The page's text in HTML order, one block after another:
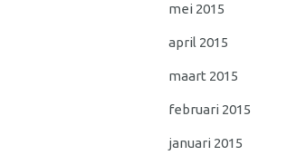
mei 2015
april 2015
maart 2015
februari 2015
januari 2015